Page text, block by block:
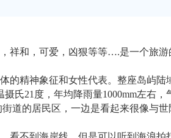
祥和，可爱，凶狠等等….是一个旅
的精神象征和女性代表。整座岛屿陆
氏21度，年均降雨量1000mm左右，
道的居民区，一边是看起来很像与世